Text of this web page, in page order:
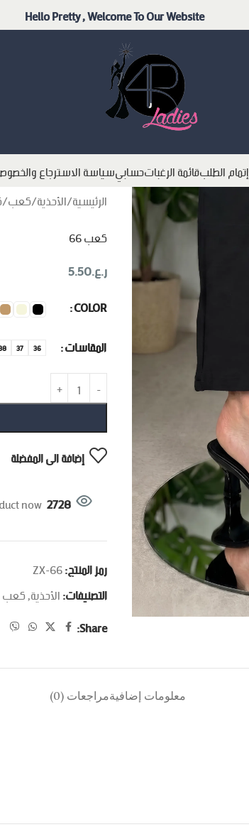
Hello Pretty , Welcome To Our Website
إتمام الطلبقائمة الرغباتحسابيسياسة الاسترجاع
الرئيسية الأحذية كعب
كعب 66
ر.ع.5.50
COLOR
المقاسات
36
37
إضافة الى المفضلة
2728
now!
رمز المنتج:ZX-66
التصنيفات:الأحذية,كعب
Share:
معلومات إضافيةمراجعات (0)